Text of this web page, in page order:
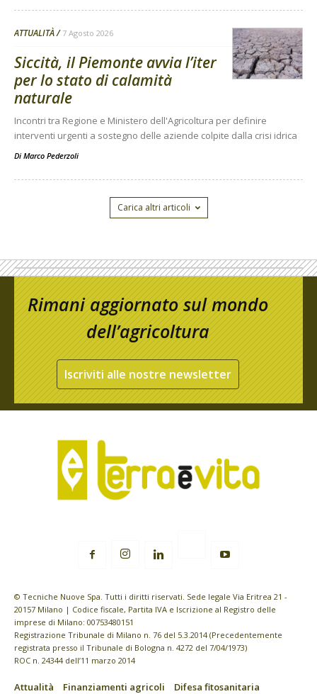
ATTUALITÀ 7 Agosto 2026
Siccità, il Piemonte avvia l’iter
per lo stato di calamità
naturale
Incontri tra Regione e Ministero dell'Agricoltura per definire
interventi urgenti a sostegno delle aziende colpite dalla crisi idrica
Di Marco Pederzoli
Carica altri articoli
Rimani aggiornato sul mondo
dell’agricoltura
Iscriviti alle nostre newsletter
© Tecniche Nuove Spa. Tutti i diritti riservati. Sede legale Via Eritrea 21 -
20157 Milano | Codice fiscale, Partita IVA e Iscrizione al Registro delle
imprese di Milano: 00753480151
Registrazione Tribunale di Milano n. 76 del 5.3.2014 (Precedentemente
registrata presso il Tribunale di Bologna n. 4272 del 7/04/1973)
ROC n. 24344 dell’11 marzo 2014
Attualità Finanziamenti agricoli
Difesa fitosanitaria